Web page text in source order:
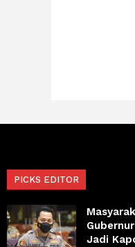
PICKS EDITOR
Jadi